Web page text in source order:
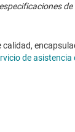
de
de asistencia